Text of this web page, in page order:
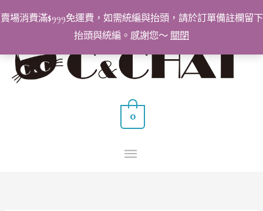
賣場消費滿$999免運費，如需統編與抬頭，請於訂單備註欄留下
抬頭與統編。感謝您～ 關閉
至
要
選
0